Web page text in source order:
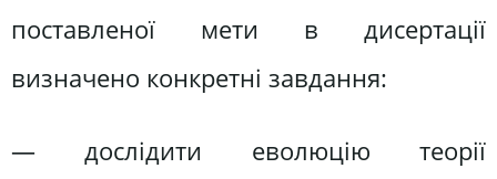
поставленої мети в дисертації
визначено конкретні завдання:
— дослідити еволюцію теорії